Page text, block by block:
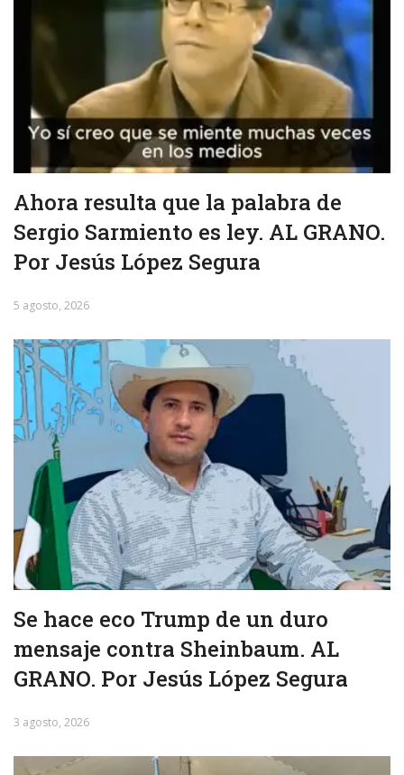
Ahora resulta que la palabra de
Sergio Sarmiento es ley. AL GRANO.
Por Jesús López Segura
5 agosto, 2026
Se hace eco Trump de un duro
mensaje contra Sheinbaum. AL
GRANO. Por Jesús López Segura
3 agosto, 2026